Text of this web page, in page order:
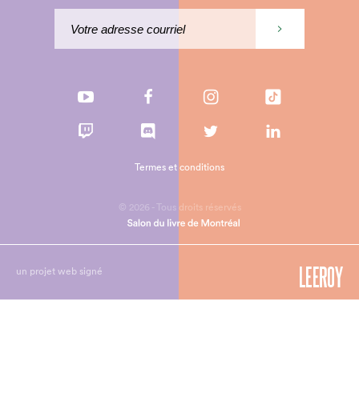
© 2026 - Tous droits réservés
Termes et conditions
un projet web signé